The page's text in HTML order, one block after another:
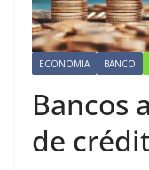
ECONOMIA BANCO
Bancos
de